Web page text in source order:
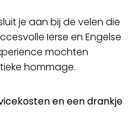
je aan bij de velen die
Ierse en Engelse
mochten
hommage.
en een drankje